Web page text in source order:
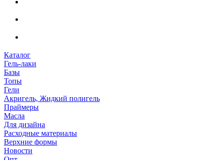
Каталог
Гель-лаки
Базы
Топы
Гели
Акригель, Жидкий полигель
Праймеры
Масла
Для дизайна
Расходные материалы
Верхние формы
Новости